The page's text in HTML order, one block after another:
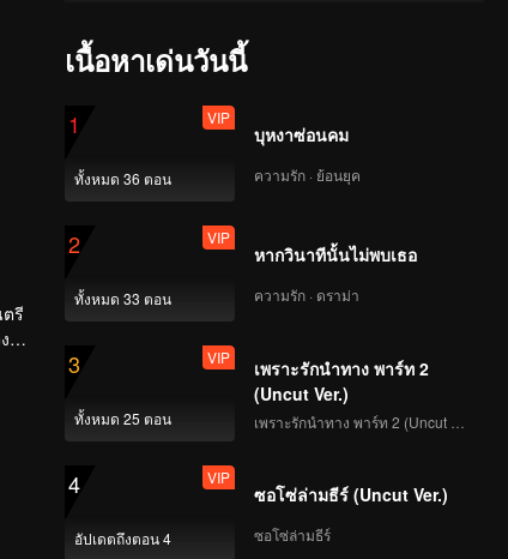
รี
ม
เนื้อหาเด่นวันนี้
1
ทั้งหมด 36 ตอน
VIP
บุหงาซ่อนคม
ความรัก · ย้อนยุค
2
ทั้งหมด 33 ตอน
VIP
หากวินาทีนั้นไม่พบเธอ
ความรัก · ดราม่า
3
ทั้งหมด 25 ตอน
VIP
เพราะรักนำทาง พาร์ท 2
(Uncut Ver.)
4
อัปเดตถึงตอน 4
VIP
ซอโซ่ล่ามธีร์ (Uncut Ver.)
ซอโซ่ล่ามธีร์